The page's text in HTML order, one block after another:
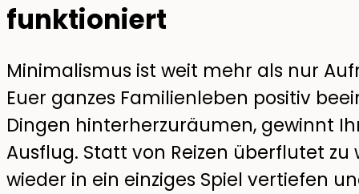
funktioniert
Minimalismus ist weit mehr als nur
Euer ganzes Familienleben positiv
Dingen hinterherzuräumen, gewinnt
Ausflug. Statt von Reizen überflutet zu
wieder in ein einziges Spiel vertiefen